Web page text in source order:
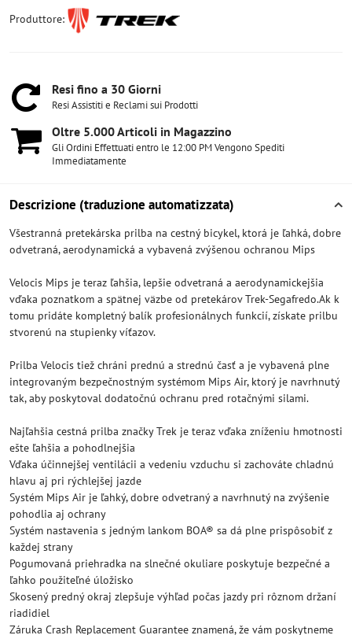
Produttore:
Resi fino a 30 Giorni
Resi Assistiti e Reclami sui Prodotti
Oltre 5​.000 Articoli in Magazzino
Gli Ordini Effettuati entro le 12:00 PM Vengono Spediti
Immediatamente
Descrizione (traduzione automatizzata)
Všestranná pretekárska prilba na cestný bicykel, ktorá je ľahká, dobre
odvetraná, aerodynamická a vybavená zvýšenou ochranou Mips
Velocis Mips je teraz ľahšia, lepšie odvetraná a aerodynamickejšia
vďaka poznatkom a spätnej väzbe od pretekárov Trek-Segafredo.Ak k
tomu pridáte kompletný balík profesionálnych funkcií, získate prilbu
stvorenú na stupienky víťazov.
Prilba Velocis tiež chráni prednú a strednú časť a je vybavená plne
integrovaným bezpečnostným systémom Mips Air, ktorý je navrhnutý
tak, aby poskytoval dodatočnú ochranu pred rotačnými silami.
Najľahšia cestná prilba značky Trek je teraz vďaka zníženiu hmotnosti
ešte ľahšia a pohodlnejšia
Vďaka účinnejšej ventilácii a vedeniu vzduchu si zachováte chladnú
hlavu aj pri rýchlejšej jazde
Systém Mips Air je ľahký, dobre odvetraný a navrhnutý na zvýšenie
pohodlia aj ochrany
Systém nastavenia s jedným lankom BOA® sa dá plne prispôsobiť z
každej strany
Pogumovaná priehradka na slnečné okuliare poskytuje bezpečné a
ľahko použiteľné úložisko
Skosený predný okraj zlepšuje výhľad počas jazdy pri rôznom držaní
riadidiel
Záruka Crash Replacement Guarantee znamená, že vám poskytneme